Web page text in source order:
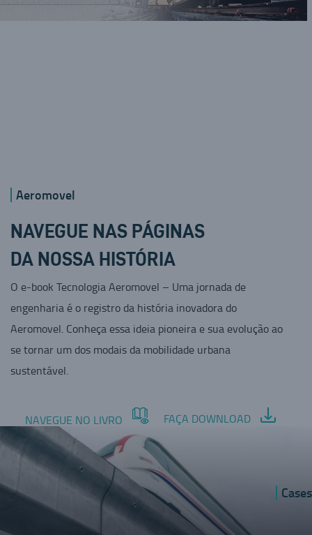
Aeromovel
NAVEGUE NAS PÁGINAS
DA NOSSA HISTÓRIA
O e-book Tecnologia Aeromovel – Uma jornada de
engenharia é o registro da história inovadora do
Aeromovel. Conheça essa ideia pioneira e sua evolução ao
se tornar um dos modais da mobilidade urbana
sustentável.
NAVEGUE NO LIVRO FAÇA DOWNLOAD
Cases